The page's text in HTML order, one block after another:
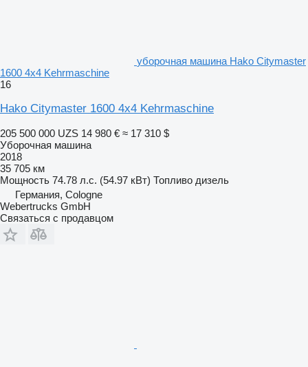
уборочная машина Hako Citymaster
1600 4x4 Kehrmaschine
16
Hako Citymaster 1600 4x4 Kehrmaschine
205 500 000 UZS 14 980 € ≈ 17 310 $
Уборочная машина
2018
35 705 км
Мощность 74.78 л.с. (54.97 кВт) Топливо дизель
Германия, Cologne
Webertrucks GmbH
Связаться с продавцом